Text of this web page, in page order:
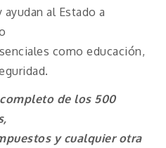
al Estado a
como educación,
de los 500
y cualquier otra